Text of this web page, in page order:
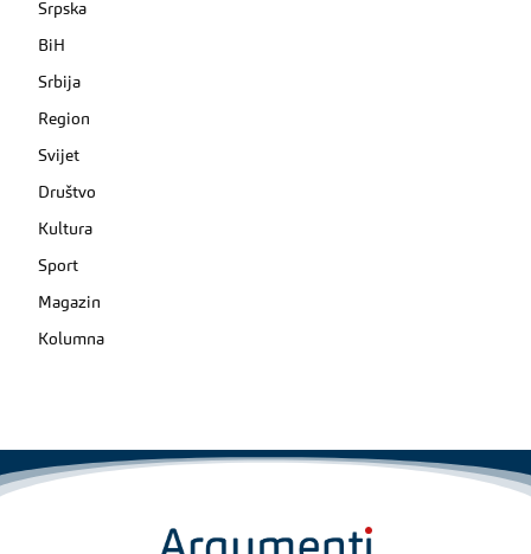
Srpska
BiH
Srbija
Region
Svijet
Društvo
Kultura
Sport
Magazin
Kolumna